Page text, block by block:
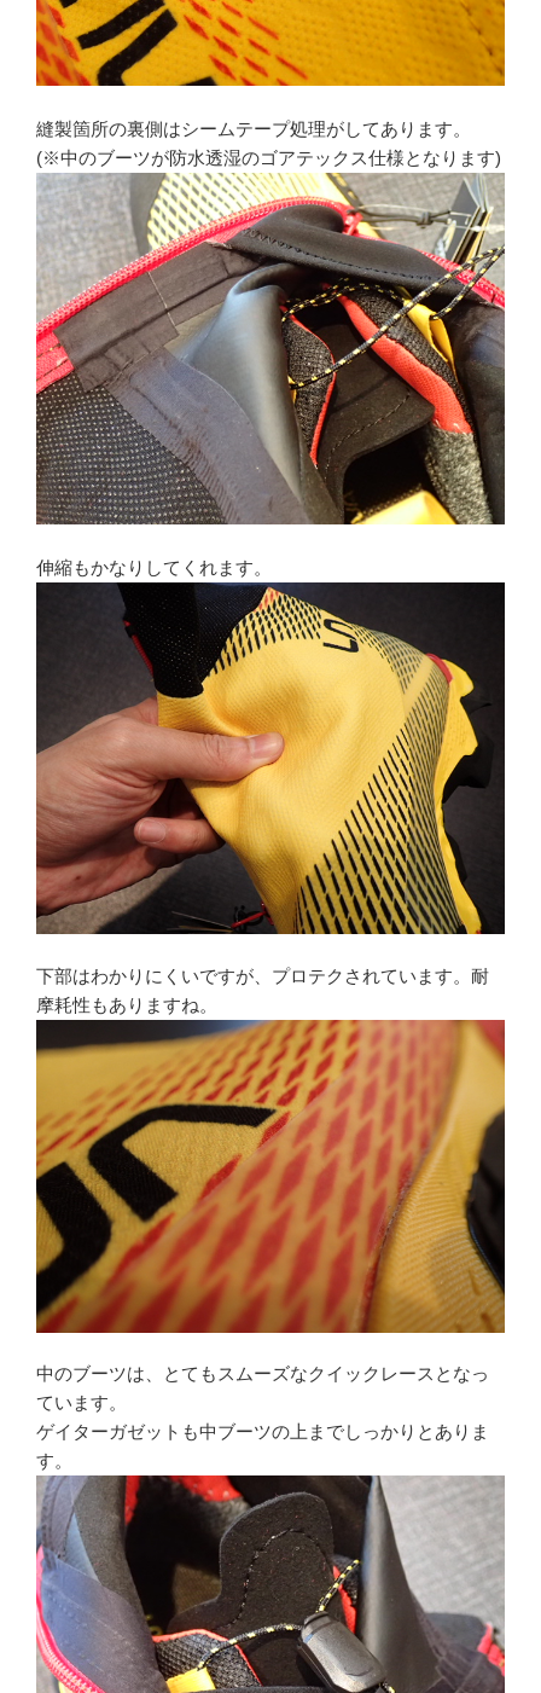
縫製箇所の裏側はシームテープ処理がしてあります。
(※中のブーツが防水透湿のゴアテックス仕様となります)
伸縮もかなりしてくれます。
下部はわかりにくいですが、プロテクされています。耐
摩耗性もありますね。
中のブーツは、とてもスムーズなクイックレースとなっ
ています。
ゲイターガゼットも中ブーツの上までしっかりとありま
す。